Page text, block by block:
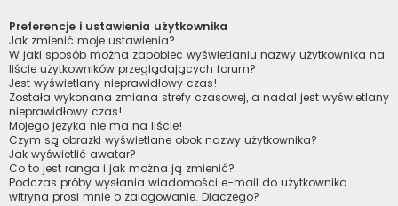
Preferencje i ustawienia użytkownika
Jak zmienić moje ustawienia?
W jaki sposób można zapobiec wyświetlaniu nazwy użytkownika na
liście użytkowników przeglądających forum?
Jest wyświetlany nieprawidłowy czas!
Została wykonana zmiana strefy czasowej, a nadal jest wyświetlany
nieprawidłowy czas!
Mojego języka nie ma na liście!
Czym są obrazki wyświetlane obok nazwy użytkownika?
Jak wyświetlić awatar?
Co to jest ranga i jak można ją zmienić?
Podczas próby wysłania wiadomości e-mail do użytkownika
witryna prosi mnie o zalogowanie. Dlaczego?